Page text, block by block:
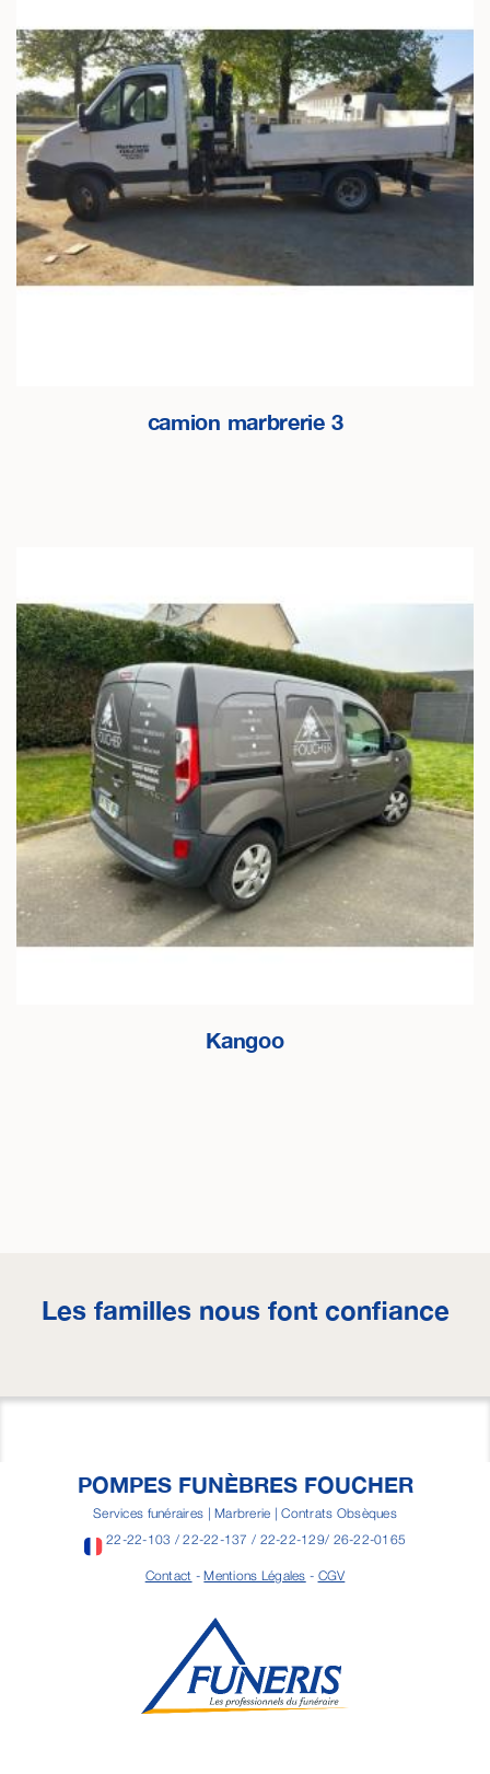
camion marbrerie 3
Kangoo
Les familles nous font confiance
POMPES FUNÈBRES FOUCHER
Services funéraires | Marbrerie | Contrats Obsèques
22-22-103 / 22-22-137 / 22-22-129/ 26-22-0165
Contact -Mentions Légales - CGV